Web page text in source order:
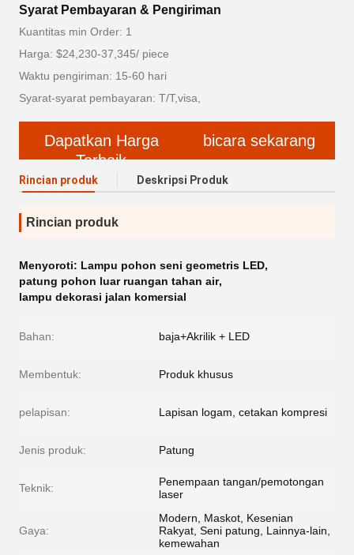
Syarat Pembayaran & Pengiriman
Kuantitas min Order: 1
Harga: $24,230-37,345/ piece
Waktu pengiriman: 15-60 hari
Syarat-syarat pembayaran: T/T,visa,
Dapatkan Harga
Terbaik
bicara sekarang
Rincian produk Deskripsi Produk
Rincian produk
Menyoroti: Lampu pohon seni geometris LED,
patung pohon luar ruangan tahan air,
lampu dekorasi jalan komersial
Bahan: baja+Akrilik + LED
Membentuk: Produk khusus
pelapisan: Lapisan logam, cetakan kompresi
Jenis produk: Patung
Teknik:
Penempaan tangan/pemotongan
laser
Gaya:
Modern, Maskot, Kesenian
Rakyat, Seni patung, Lainnya-lain,
kemewahan